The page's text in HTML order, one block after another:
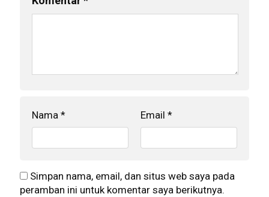
Nama * Email *
Simpan nama, email, dan situs web saya pada
peramban ini untuk komentar saya berikutnya.